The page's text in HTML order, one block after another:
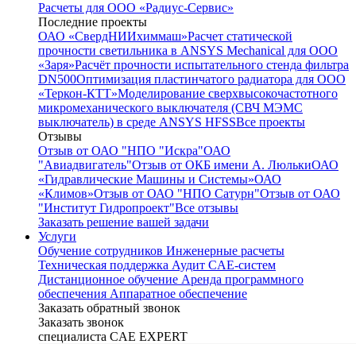
Расчеты для ООО «Радиус-Сервис»
Последние проекты
ОАО «СвердНИИхиммаш»Расчет статической
прочности светильника в ANSYS Mechanical для ООО
«Заря»Расчёт прочности испытательного стенда фильтра
DN500Оптимизация пластинчатого радиатора для ООО
«Теркон-КТТ»Моделирование сверхвысокочастотного
микромеханического выключателя (СВЧ МЭМС
выключатель) в среде ANSYS HFSSВсе проекты
Отзывы
Отзыв от ОАО "НПО "Искра"ОАО
"Авиадвигатель"Отзыв от ОКБ имени А. ЛюлькиОАО
«Гидравлические Машины и Системы»ОАО
«Климов»Отзыв от ОАО "НПО Сатурн"Отзыв от ОАО
"Институт Гидропроект"Все отзывы
Заказать решение вашей задачи
Услуги
Обучение сотрудников Инженерные расчеты
Техническая поддержка Аудит CAE-систем
Дистанционное обучение Аренда программного
обеспечения Аппаратное обеспечение
Заказать обратный звонок
Заказать звонок
специалиста CAE EXPERT